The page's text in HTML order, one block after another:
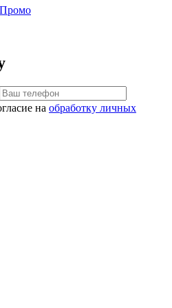
на обработку личных